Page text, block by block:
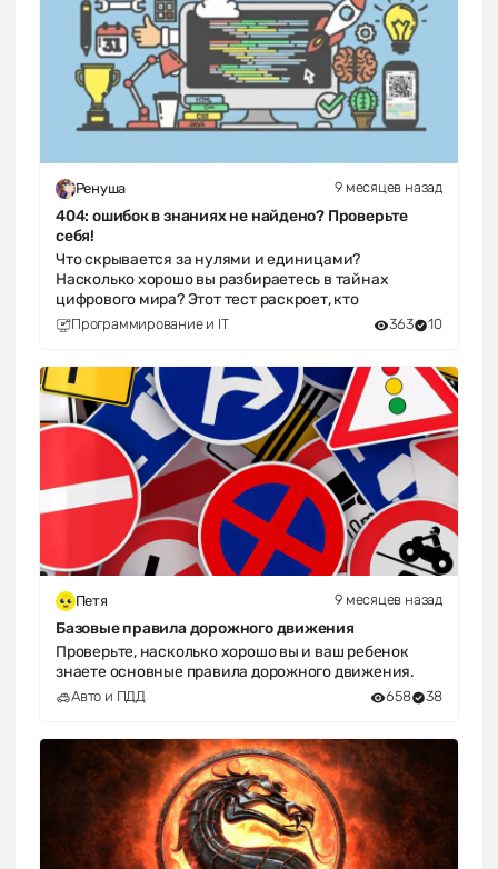
Ренуша 9 месяцев назад
404: ошибок в знаниях не найдено? Проверьте
себя!
Что скрывается за нулями и единицами?
Насколько хорошо вы разбираетесь в тайнах
цифрового мира? Этот тест раскроет, кто
Программирование и IT 363 10
Петя 9 месяцев назад
Базовые правила дорожного движения
Проверьте, насколько хорошо вы и ваш ребенок
знаете основные правила дорожного движения.
Авто и ПДД 658 38